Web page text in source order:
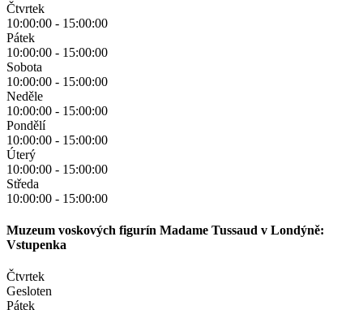
Čtvrtek
10:00:00 - 15:00:00
Pátek
10:00:00 - 15:00:00
Sobota
10:00:00 - 15:00:00
Neděle
10:00:00 - 15:00:00
Pondělí
10:00:00 - 15:00:00
Úterý
10:00:00 - 15:00:00
Středa
10:00:00 - 15:00:00
Muzeum voskových figurín Madame Tussaud v Londýně:
Vstupenka
Čtvrtek
Gesloten
Pátek